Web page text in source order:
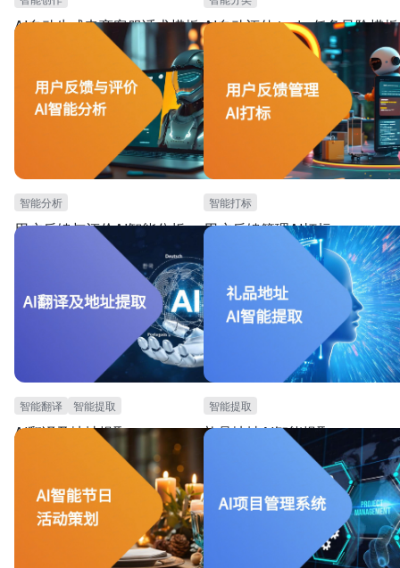
AI自动生成电商客服话术模板
本模板应用飞书多维表格的 AI 能力，专为电商行业
的售后服务团队设计，适用于需要快速响应客户评
论和跟进记录的场景。模板支持 AI 一键生成个性化
的客服回复话术。还可通过 AI 自动分析客户跟进记
录情况，生成个性化的风险点总结。大大缩短客户
等待时间，提升客户满意度。
AI自动评估 to do 任务风险模板
本模板专为项目管理团队设计，适用于
总项目待办事项、评估任务风险的工作
AI一键汇总所有待办事项，智能分析任
成评估；支持任务日历与看板视图，跟
事项。通过准确的任务汇总和风险评估
提供有力支持，从而提升项目管理效率。
智能分析
用户反馈与评价AI智能分析
支持线上用户评论的看板，以及提供AI分析用户评
智能打标
用户反馈管理AI打标
对于用户评价提供相应的AI客服回复，
行AI智能化的情感分类与反馈内容分类
智能翻译 智能提取
AI翻译及地址提取
对邮寄地址进行AI自动提取与翻译处理，以及提供
仪表盘查看邮寄地址情况。
智能提取
礼品地址AI智能提取
对节日礼品邮寄信息进行信息收集，AI
址中城市与省份进行打标，支持邮寄信
板。